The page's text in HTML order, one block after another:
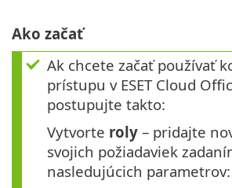
Ako začať
Ak chcete začať používať
prístupu v ESET Cloud
postupujte takto:
Vytvorte roly – pridajte
svojich požiadaviek
nasledujúcich parametrov: